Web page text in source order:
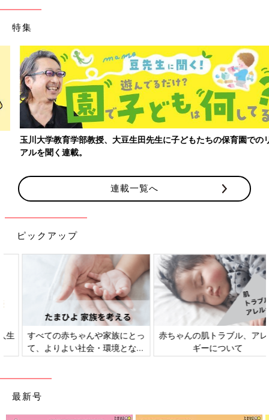
特集
玉川大学教育学部教授、大豆生田先生に子どもたちの保育園でのリ
アルを聞く連載。
連載一覧へ
ピックアップ
すべての赤ちゃんや家族にとっ
て、よりよい社会・環境となる
赤ちゃんの肌トラブル、アレル
ギーについて
最新号